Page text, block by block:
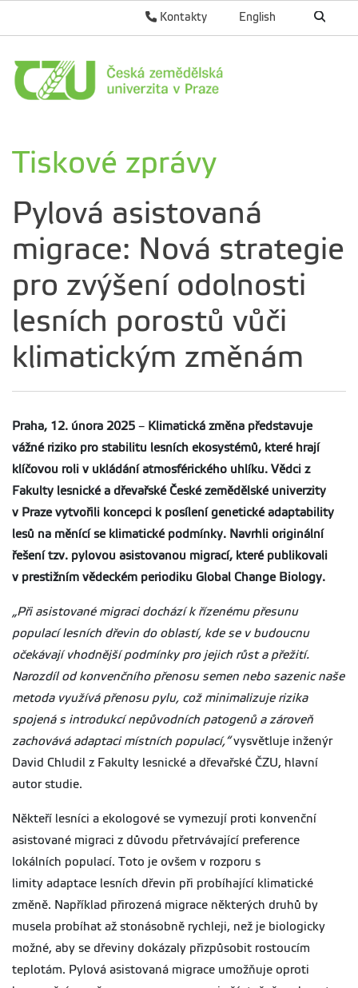
English
Kontakty
Tiskové zprávy
Pylová asistovaná
migrace: Nová strategie
pro zvýšení odolnosti
lesních porostů vůči
klimatickým změnám
Praha, 12. února 2025 – Klimatická změna představuje
vážné riziko pro stabilitu lesních ekosystémů, které hrají
klíčovou roli v ukládání atmosférického uhlíku. Vědci z
Fakulty lesnické a dřevařské České zemědělské univerzity
v Praze vytvořili koncepci k posílení genetické adaptability
lesů na měnící se klimatické podmínky. Navrhli originální
řešení tzv. pylovou asistovanou migrací, které publikovali
v prestižním vědeckém periodiku Global Change Biology.
„Přiasistované migraci dochází k řízenému přesunu
populací lesních dřevin do oblastí, kde se v budoucnu
očekávají vhodnější podmínky pro jejich růst a přežití.
Narozdíl od konvenčního přenosu semen nebo sazenic naše
metoda využívá přenosu pylu, což minimalizuje rizika
spojená s introdukcí nepůvodních patogenů a zároveň
zachovává adaptaci místních populací,“vysvětluje inženýr
David Chludil z Fakulty lesnické a dřevařské ČZU, hlavní
autor studie.
Někteří lesníci a ekologové se vymezují proti konvenční
asistované migraci z důvodu přetrvávající preference
lokálních populací. Toto je ovšem v rozporu s
limity adaptace lesních dřevin při probíhající klimatické
změně. Například přirozená migrace některých druhů by
musela probíhat až stonásobně rychleji, než je biologicky
možné, aby se dřeviny dokázaly přizpůsobit rostoucím
teplotám. Pylová asistovaná migrace umožňuje oproti